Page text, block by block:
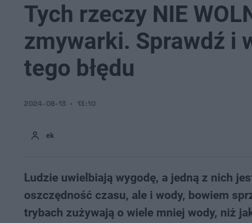
Tych rzeczy NIE
zmywarki. Sprawdź i
tego błędu
ek
2024-08-13 13:10
Ludzie uwielbiają wygodę, a jedną z nich
oszczędność czasu, ale i wody, bowiem
trybach zużywają o wiele mniej wody, niż